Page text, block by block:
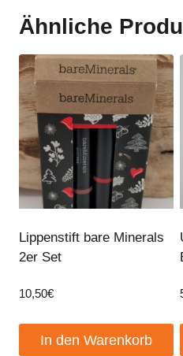
Ähnliche
Lippenstift bare Minerals
2er Set
10,50€
In den Warenkorb